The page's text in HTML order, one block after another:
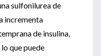
sulfonilurea de
incrementa
de insulina,
que puede